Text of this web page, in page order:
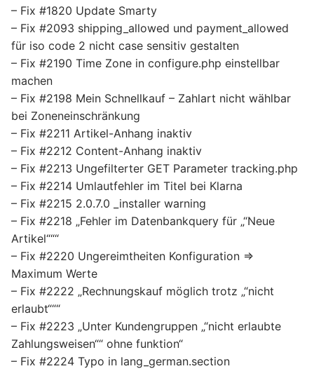
– Fix #1820 Update Smarty
– Fix #2093 shipping_allowed und payment_allowed
für iso code 2 nicht case sensitiv gestalten
– Fix #2190 Time Zone in configure.php einstellbar
machen
– Fix #2198 Mein Schnellkauf – Zahlart nicht wählbar
bei Zoneneinschränkung
– Fix #2211 Artikel-Anhang inaktiv
– Fix #2212 Content-Anhang inaktiv
– Fix #2213 Ungefilterter GET Parameter tracking.php
– Fix #2214 Umlautfehler im Titel bei Klarna
– Fix #2215 2.0.7.0 _installer warning
– Fix #2218 „Fehler im Datenbankquery für „“Neue
Artikel“““
– Fix #2220 Ungereimtheiten Konfiguration =>
Maximum Werte
– Fix #2222 „Rechnungskauf möglich trotz „“nicht
erlaubt“““
– Fix #2223 „Unter Kundengruppen „“nicht erlaubte
Zahlungsweisen““ ohne funktion“
– Fix #2224 Typo in lang_german.section